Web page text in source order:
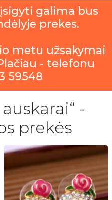
galima bus
prekes.
metu užsakymai
- telefonu
59548
-
prekės